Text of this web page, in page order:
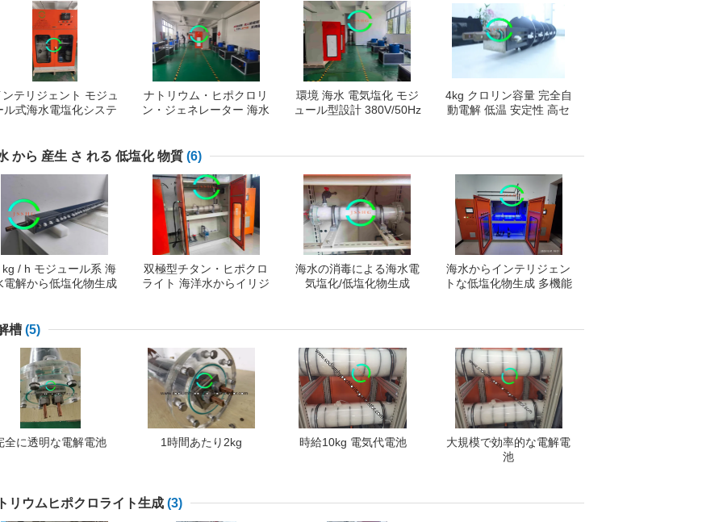
テリジェント モジュ
ル式海水電塩化システ
塩化塩化塩化塩化塩化
塩化塩化塩化塩化塩化
化塩化塩化塩化塩化塩
塩化塩化塩化塩化塩化
化塩化塩化塩化塩化塩
塩化塩化塩化塩化塩化
塩化塩化
ナトリウム・ヒポクロリ
ン・ジェネレーター 海水
環境 海水 電気塩化 モジ
ュール型設計 380V/50Hz
4kg クロリン容量 完全自
動電解 低温 安定性 高セ
から 産生 さ れる 低塩化 物質 (6)
kg / h モジュール系 海
電解から低塩化物生成
双極型チタン・ヒポクロ
ライト 海洋水からイリジ
海水の消毒による海水電
気塩化/低塩化物生成
海水からインテリジェン
トな低塩化物生成 多機能
槽 (5)
全に透明な電解電池 1時間あたり2kg 時給10kg 電気代電池
大規模で効率的な電解電
池
リウムヒポクロライト生成 (3)